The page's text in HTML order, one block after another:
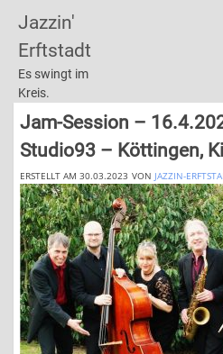
Jazzin'
Erftstadt
Es swingt im
Kreis.
Jam-Session –
Studio93 – Köttingen,
ERSTELLT AM 30.03.2023 VON JAZZIN-